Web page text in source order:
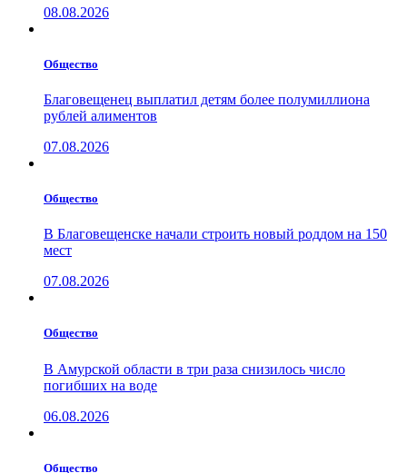
08.08.2026
Общество
Благовещенец выплатил детям более полумиллиона
рублей алиментов
07.08.2026
Общество
В Благовещенске начали строить новый роддом на 150
мест
07.08.2026
Общество
В Амурской области в три раза снизилось число
погибших на воде
06.08.2026
Общество